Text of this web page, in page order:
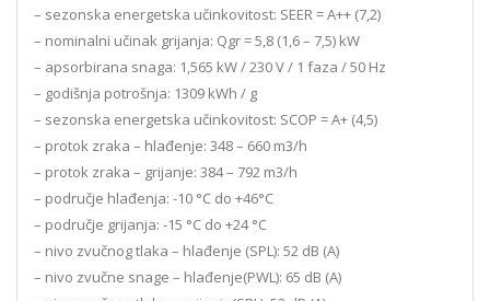
– sezonska energetska učinkovitost: SEER = A++ (7,2)
– nominalni učinak grijanja: Qgr = 5,8 (1,6 – 7,5) kW
– apsorbirana snaga: 1,565 kW / 230 V / 1 faza / 50 Hz
– godišnja potrošnja: 1309 kWh / g
– sezonska energetska učinkovitost: SCOP = A+ (4,5)
– protok zraka – hlađenje: 348 – 660 m3/h
– protok zraka – grijanje: 384 – 792 m3/h
– područje hlađenja: -10 °C do +46°C
– područje grijanja: -15 °C do +24 °C
– nivo zvučnog tlaka – hlađenje (SPL): 52 dB (A)
– nivo zvučne snage – hlađenje(PWL): 65 dB (A)